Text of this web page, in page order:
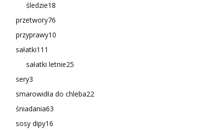
śledzie18
przetwory76
przyprawy10
sałatki111
sałatki letnie25
sery3
smarowidła do chleba22
śniadania63
sosy dipy16